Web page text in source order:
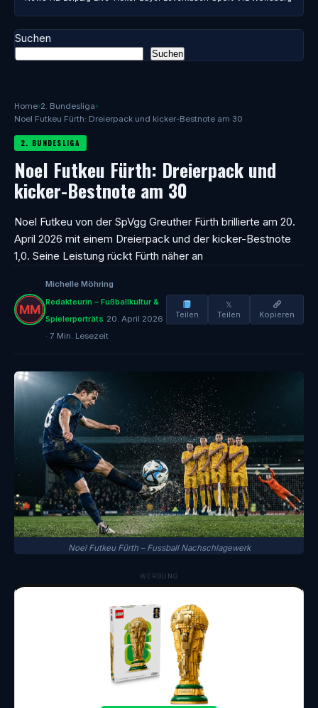
Home›2. Bundesliga›
Noel Futkeu Fürth: Dreierpack und kicker-Bestnote am 30
2. BUNDESLIGA
Noel Futkeu Fürth: Dreierpack und
kicker-Bestnote am 30
Noel Futkeu von der SpVgg Greuther Fürth brillierte am 20.
April 2026 mit einem Dreierpack und der kicker-Bestnote
1,0. Seine Leistung rückt Fürth näher an
Michelle Möhring
Redakteurin – Fußballkultur &
Spielerporträts 20. April 2026
· 7 Min. Lesezeit
Teilen
𝕏
Teilen
Kopieren
Noel Futkeu Fürth – Fussball Nachschlagewerk
WERBUNG
Suchen
Suchen